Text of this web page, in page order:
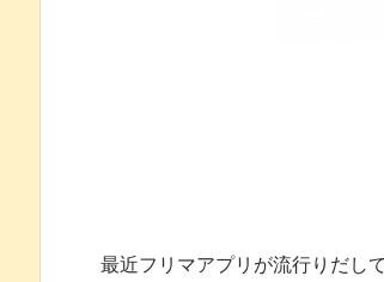
最近フリマアプリが流行りだし